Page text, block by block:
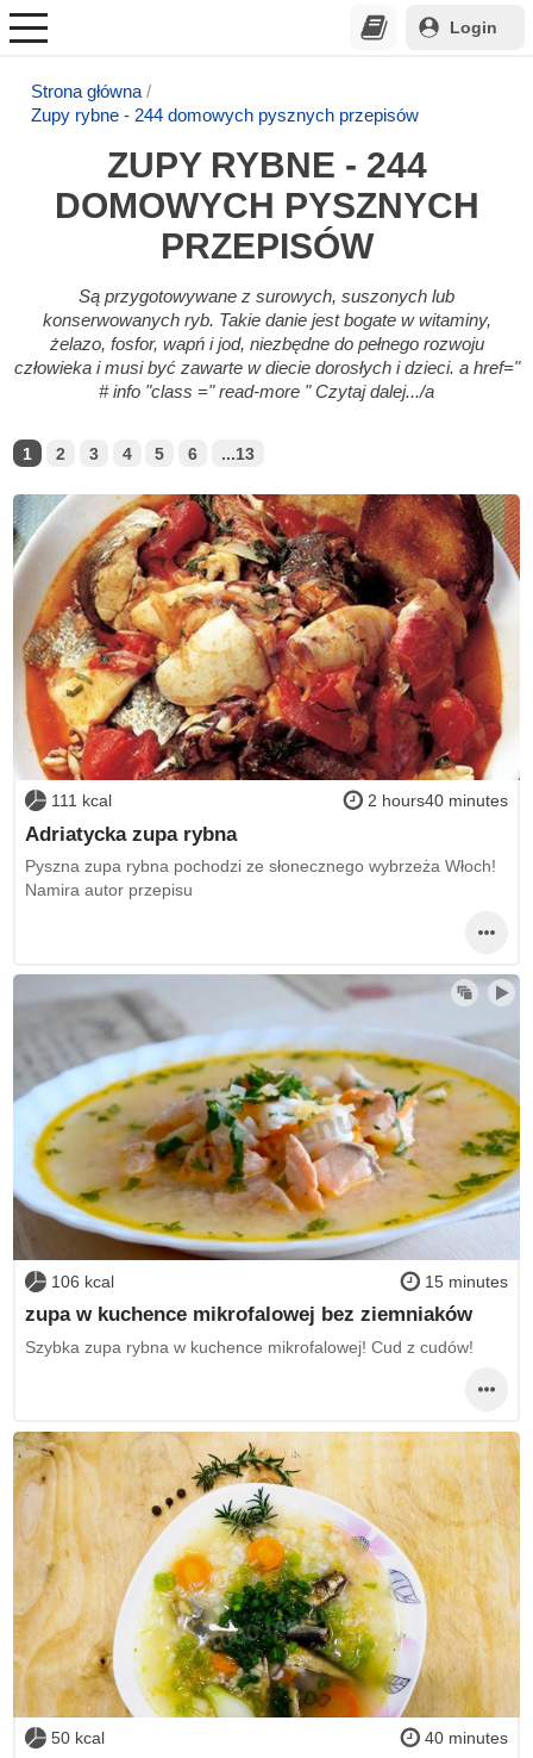
Login
Strona główna
Zupy rybne - 244 domowych pysznych przepisów
ZUPY RYBNE - 244
DOMOWYCH PYSZNYCH
PRZEPISÓW
Są przygotowywane z surowych, suszonych lub
konserwowanych ryb. Takie danie jest bogate w witaminy,
żelazo, fosfor, wapń i jod, niezbędne do pełnego rozwoju
człowieka i musi być zawarte w diecie dorosłych i dzieci. a href="
# info "class =" read-more " Czytaj dalej.../a
1 2 3 4 5 6 ...13
111 kcal 2 hours40 minutes
Adriatycka zupa rybna
Pyszna zupa rybna pochodzi ze słonecznego wybrzeża Włoch!
Namira autor przepisu
106 kcal 15 minutes
zupa w kuchence mikrofalowej bez ziemniaków
Szybka zupa rybna w kuchence mikrofalowej! Cud z cudów!
50 kcal 40 minutes